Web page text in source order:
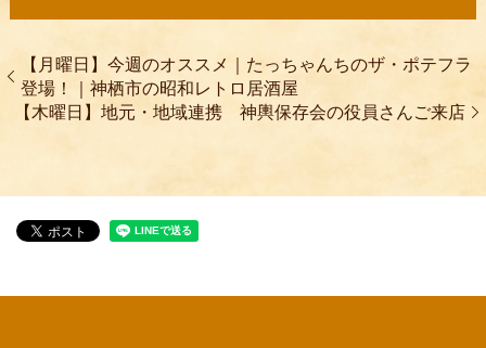
【月曜日】今週のオススメ｜たっちゃんちのザ・ポテフラ
登場！｜神栖市の昭和レトロ居酒屋
【木曜日】地元・地域連携 神輿保存会の役員さんご来店